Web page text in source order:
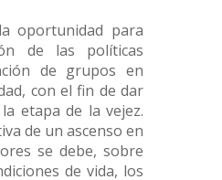
oportunidad para
de las políticas
de grupos en
con el fin de dar
etapa de la vejez.
de un ascenso en
se debe, sobre
de vida, los